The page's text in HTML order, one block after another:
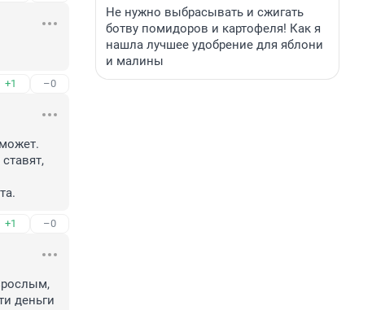
+1 –0
+1 –0
деньги
Не нужно выбрасывать и сжигать
ботву помидоров и картофеля! Как я
нашла лучшее удобрение для яблони
и малины